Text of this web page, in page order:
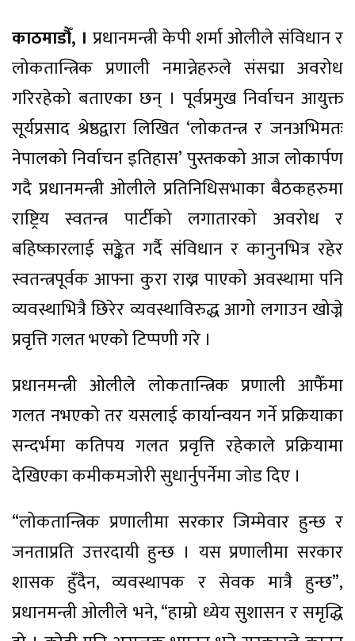
काठमाडौँ, । प्रधानमन्त्री केपी शर्मा ओलीले संविधान र
लोकतान्त्रिक प्रणाली नमान्नेहरुले संसद्मा अवरोध
गरिरहेको बताएका छन् । पूर्वप्रमुख निर्वाचन आयुक्त
सूर्यप्रसाद श्रेष्ठद्वारा लिखित ‘लोकतन्त्र र जनअभिमतः
नेपालको निर्वाचन इतिहास’ पुस्तकको आज लोकार्पण
गदै प्रधानमन्त्री ओलीले प्रतिनिधिसभाका बैठकहरुमा
राष्ट्रिय स्वतन्त्र पार्टीको लगातारको अवरोध र
बहिष्कारलाई सङ्केत गर्दै संविधान र कानुनभित्र रहेर
स्वतन्त्रपूर्वक आफ्ना कुरा राख्न पाएको अवस्थामा पनि
व्यवस्थाभित्रै छिरेर व्यवस्थाविरुद्ध आगो लगाउन खोज्ने
प्रवृत्ति गलत भएको टिप्पणी गरे ।
प्रधानमन्त्री ओलीले लोकतान्त्रिक प्रणाली आफैँमा
गलत नभएको तर यसलाई कार्यान्वयन गर्ने प्रक्रियाका
सन्दर्भमा कतिपय गलत प्रवृत्ति रहेकाले प्रक्रियामा
देखिएका कमीकमजोरी सुधार्नुपर्नेमा जोड दिए ।
“लोकतान्त्रिक प्रणालीमा सरकार जिम्मेवार हुन्छ र
जनताप्रति उत्तरदायी हुन्छ । यस प्रणालीमा सरकार
शासक हुँदैन, व्यवस्थापक र सेवक मात्रै हुन्छ”,
प्रधानमन्त्री ओलीले भने, “हाम्रो ध्येय सुशासन र समृद्धि